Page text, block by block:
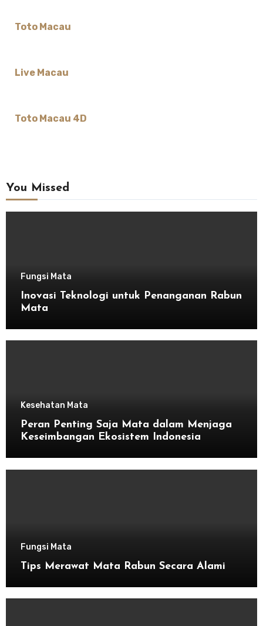
Toto Macau
Live Macau
Toto Macau 4D
You Missed
Fungsi Mata
Inovasi Teknologi untuk Penanganan Rabun
Mata
Kesehatan Mata
Peran Penting Saja Mata dalam Menjaga
Keseimbangan Ekosistem Indonesia
Fungsi Mata
Tips Merawat Mata Rabun Secara Alami